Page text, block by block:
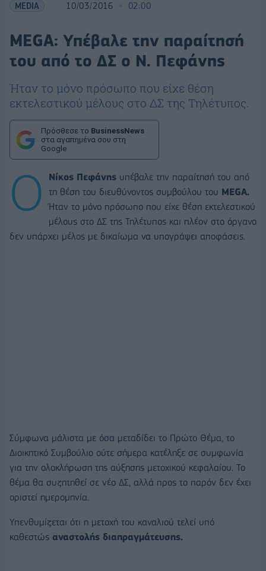
MEDIA 10/03/2016 02:00
MEGA: Υπέβαλε την παραίτησή
του από το ΔΣ ο Ν. Πεφάνης
Ήταν το μόνο πρόσωπο που είχε θέση
εκτελεστικού μέλους στο ΔΣ της Τηλέτυπος.
Πρόσθεσε το BusinessNews
στα αγαπημένα σου στη
Google
O Νίκος Πεφάνης υπέβαλε την παραίτησή του από
τη θέση του διευθύνοντος συμβούλου του MEGA.
Ήταν το μόνο πρόσωπο που είχε θέση εκτελεστικού
μέλους στο ΔΣ της Τηλέτυπος και πλέον στο όργανο
δεν υπάρχει μέλος με δικαίωμα να υπογράψει αποφάσεις.
Σύμφωνα μάλιστα με όσα μεταδίδει το Πρώτο Θέμα, το
Διοικητικό Συμβούλιο ούτε σήμερα κατέληξε σε συμφωνία
για την ολοκλήρωση της αύξησης μετοχικού κεφαλαίου. Το
θέμα θα συζητηθεί σε νέο ΔΣ, αλλά προς το παρόν δεν έχει
οριστεί ημερομηνία.
Υπενθυμίζεται ότι η μετοχή του καναλιού τελεί υπό
καθεστώς αναστολής διαπραγμάτευσης.